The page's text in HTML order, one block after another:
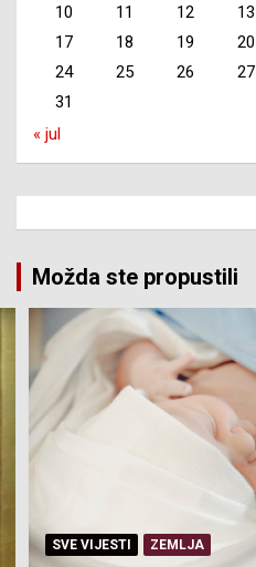
10
11 12 13
17
18 19 20
24
25 26 27
31
« jul
Možda ste propustili
SERVISNE INFORMACIJE